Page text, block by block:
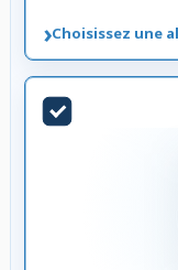
›Choisissez une